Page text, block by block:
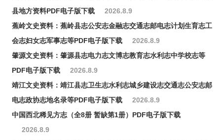
县地方资料PDF电子版下载
2026.8.9
蕉岭文史资料：蕉岭县志公安志金融志交通志邮电志计划生育志工
会志妇女志军事志等PDF电子版下载
2026.8.9
肇源文史资料：肇源县志电力志文博志教育志水利志中学校志等
PDF电子版下载
2026.8.9
靖江文史资料：靖江县志卫生志水利志城乡建设志交通志公安志邮
电志政协志地名录等PDF电子版下载
2026.8.9
中国西北稀见方志（全8册 暂缺第1册）PDF电子版下载
2026.8.9